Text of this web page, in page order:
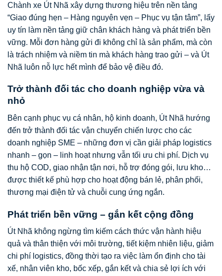
Chành xe Út Nhã xây dựng thương hiệu trên nền tảng
“Giao đúng hẹn – Hàng nguyên vẹn – Phục vụ tận tâm”, lấy
uy tín làm nền tảng giữ chân khách hàng và phát triển bền
vững. Mỗi đơn hàng gửi đi không chỉ là sản phẩm, mà còn
là trách nhiệm và niềm tin mà khách hàng trao gửi – và Út
Nhã luôn nỗ lực hết mình để bảo vệ điều đó.
Trở thành đối tác cho doanh nghiệp vừa và
nhỏ
Bên cạnh phục vụ cá nhân, hộ kinh doanh, Út Nhã hướng
đến trở thành đối tác vận chuyển chiến lược cho các
doanh nghiệp SME – những đơn vị cần giải pháp logistics
nhanh – gọn – linh hoạt nhưng vẫn tối ưu chi phí. Dịch vụ
thu hộ COD, giao nhận tận nơi, hỗ trợ đóng gói, lưu kho…
được thiết kế phù hợp cho hoạt động bán lẻ, phân phối,
thương mại điện tử và chuỗi cung ứng ngắn.
Phát triển bền vững – gắn kết cộng đồng
Út Nhã không ngừng tìm kiếm cách thức vận hành hiệu
quả và thân thiện với môi trường, tiết kiệm nhiên liệu, giảm
chi phí logistics, đồng thời tạo ra việc làm ổn định cho tài
xế, nhân viên kho, bốc xếp, gắn kết và chia sẻ lợi ích với